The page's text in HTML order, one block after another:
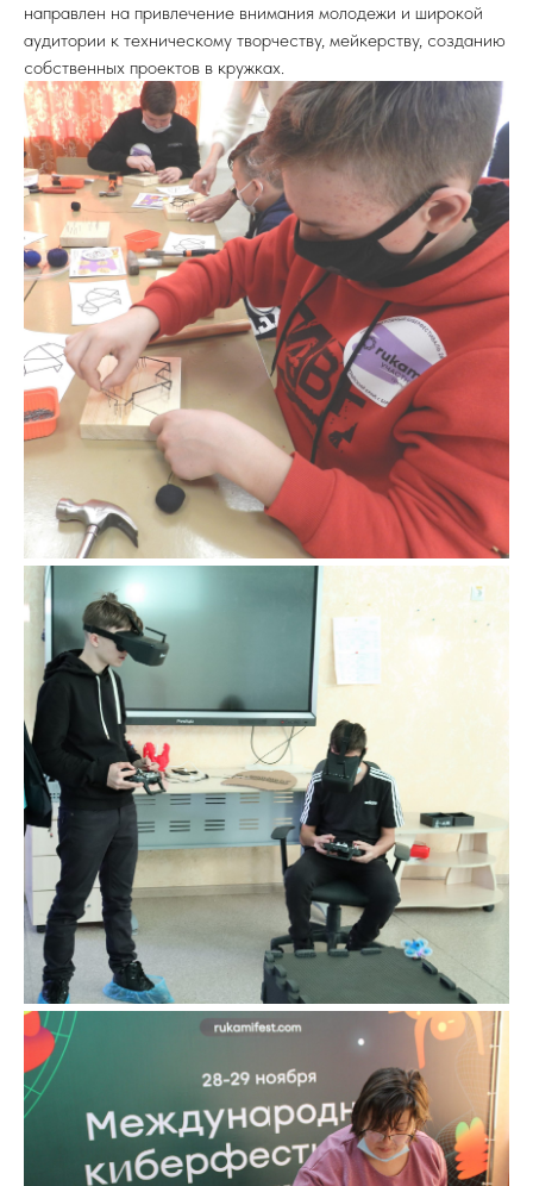
направлен на привлечение внимания молодежи и широкой
аудитории к техническому творчеству, мейкерству, созданию
собственных проектов в кружках.